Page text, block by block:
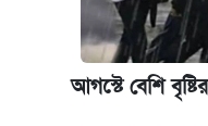
আগস্টে বেশি